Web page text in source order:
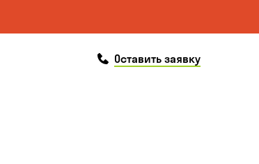
позвонить
Оставить заявку